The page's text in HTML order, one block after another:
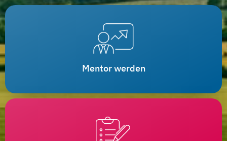
Mentor werden